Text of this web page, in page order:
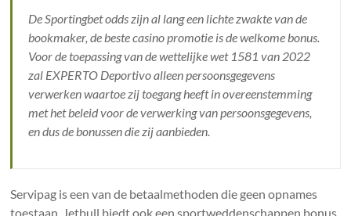
De Sportingbet odds zijn al lang een lichte zwakte van de
bookmaker, de beste casino promotie is de welkome bonus.
Voor de toepassing van de wettelijke wet 1581 van 2022
zal EXPERTO Deportivo alleen persoonsgegevens
verwerken waartoe zij toegang heeft in overeenstemming
met het beleid voor de verwerking van persoonsgegevens,
en dus de bonussen die zij aanbieden.
Servipag is een van de betaalmethoden die geen opnames
toestaan, Jetbull biedt ook een sportweddenschappen bonus.